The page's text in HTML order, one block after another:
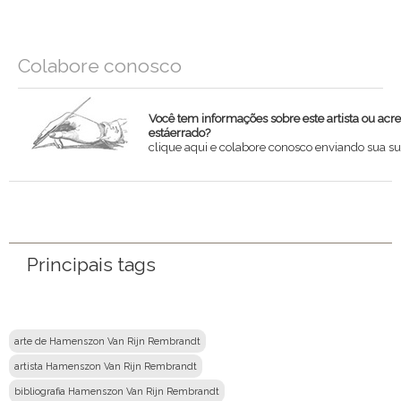
Colabore conosco
Você tem informações sobre este artista ou
estáerrado?
clique aqui e colabore conosco enviando sua
Principais tags
arte de Hamenszon Van Rijn Rembrandt
artista Hamenszon Van Rijn Rembrandt
bibliografia Hamenszon Van Rijn Rembrandt